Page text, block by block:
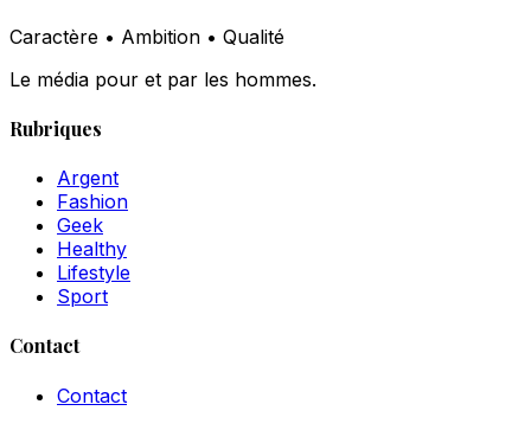
Caractère • Ambition • Qualité
Le média pour et par les hommes.
Rubriques
Argent
Fashion
Geek
Healthy
Lifestyle
Sport
Contact
Contact